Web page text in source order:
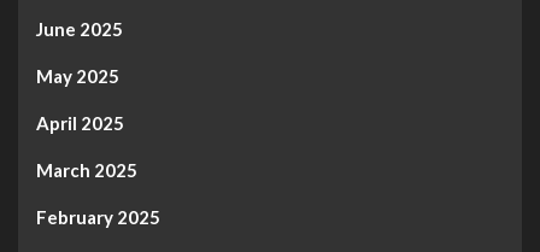
June 2025
May 2025
April 2025
March 2025
February 2025